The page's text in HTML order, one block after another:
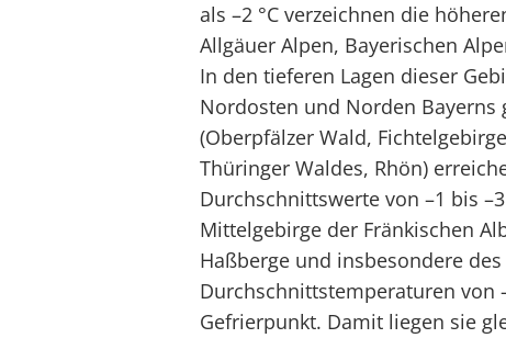
als –2 °C verzeichnen die
Allgäuer Alpen, Bayerischen
In den tieferen Lagen dieser
Nordosten und Norden Bayerns
(Oberpfälzer Wald,
Thüringer Waldes, Rhön)
Durchschnittswerte von –1 bis
Mittelgebirge der Fränkischen
Haßberge und insbesondere
Durchschnittstemperaturen von
Gefrierpunkt. Damit liegen sie